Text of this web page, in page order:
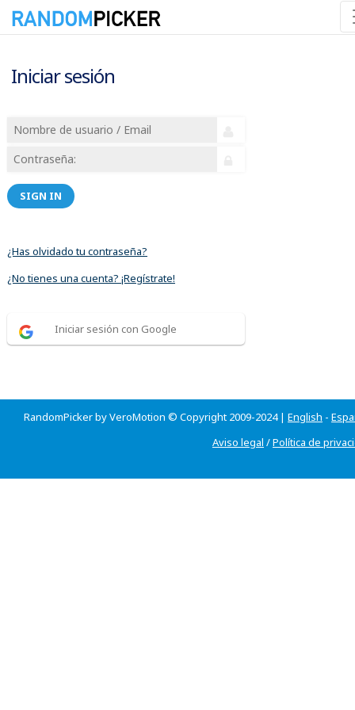
Iniciar sesión
SIGN IN
¿Has olvidado tu contraseña?
¿No tienes una cuenta? ¡Regístrate!
Iniciar sesión con Google
RandomPicker by VeroMotion © Copyright 2009-2024 | English -
Aviso legal /Política de